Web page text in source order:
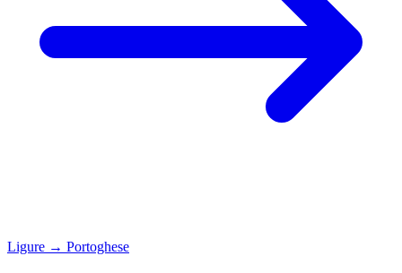
Ligure → Portoghese